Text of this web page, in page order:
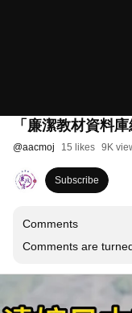
「廉潔教材資料
@aacmoj 15 likes 9K
Subscribe
Comments
Comments are